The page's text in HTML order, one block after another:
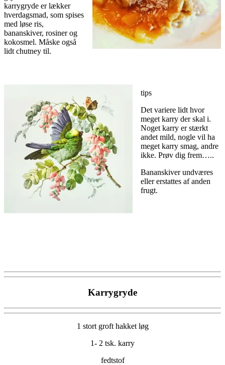
karrygryde er lækker
hverdagsmad, som spises
med løse ris,
bananskiver, rosiner og
kokosmel. Måske også
lidt chutney til.
tips
Det variere lidt hvor
meget karry der skal i.
Noget karry er stærkt
andet mild, nogle vil ha
meget karry smag, andre
ikke. Prøv dig frem…..
Bananskiver undværes
eller erstattes af anden
frugt.
Karrygryde
1 stort groft hakket løg
1- 2 tsk. karry
fedtstof